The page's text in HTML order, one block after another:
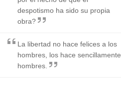
despotismo ha sido su propia
obra?
La libertad no hace felices a los
hombres, los hace sencillamente
hombres.